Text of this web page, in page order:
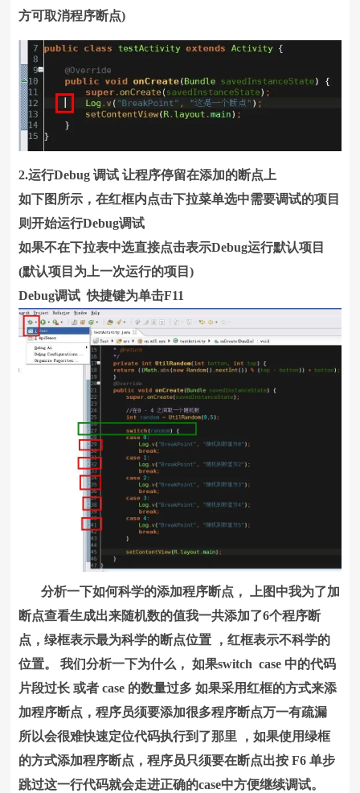
方可取消程序断点)
2.运行Debug 调试 让程序停留在添加的断点上
如下图所示，在红框内点击下拉菜单选中需要调试的项目
则开始运行Debug调试
如果不在下拉表中选直接点击表示Debug运行默认项目
(默认项目为上一次运行的项目)
Debug调试 快捷键为单击F11
分析一下如何科学的添加程序断点， 上图中我为了加
断点查看生成出来随机数的值我一共添加了6个程序断
点，绿框表示最为科学的断点位置 ，红框表示不科学的
位置。 我们分析一下为什么， 如果switch case 中的代码
片段过长 或者 case 的数量过多 如果采用红框的方式来添
加程序断点，程序员须要添加很多程序断点万一有疏漏
所以会很难快速定位代码执行到了那里 ，如果使用绿框
的方式添加程序断点，程序员只须要在断点出按 F6 单步
跳过这一行代码就会走进正确的case中方便继续调试。